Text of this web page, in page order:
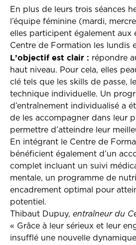
En plus de leurs trois séances
l’équipe féminine (mardi,
elles participent également aux
Centre de Formation les lundis
L’objectif est clair : répondre
haut niveau. Pour cela, elles
clé tels que les skills de passe,
technique individuelle. Un
d’entraînement individualisé a
de les accompagner dans leur
permettre d’atteindre leur
En intégrant le Centre de
bénéficient également d’un
complet incluant un suivi
mentale, un programme de
encadrement optimal pour
potentiel.
Thibaut Dupuy, entraîneur du
« Grâce à leur sérieux et leur
insufflé une nouvelle